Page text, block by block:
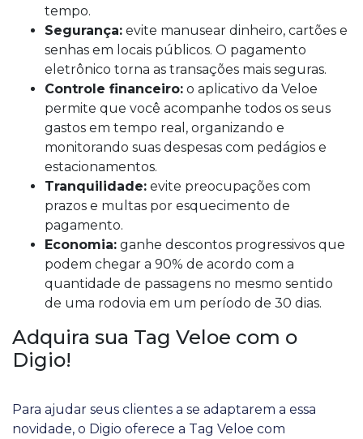
tempo.
Segurança: evite manusear dinheiro, cartões e
senhas em locais públicos. O pagamento
eletrônico torna as transações mais seguras.
Controle financeiro: o aplicativo da Veloe
permite que você acompanhe todos os seus
gastos em tempo real, organizando e
monitorando suas despesas com pedágios e
estacionamentos.
Tranquilidade: evite preocupações com
prazos e multas por esquecimento de
pagamento.
Economia: ganhe descontos progressivos que
podem chegar a 90% de acordo com a
quantidade de passagens no mesmo sentido
de uma rodovia em um período de 30 dias.
Adquira sua Tag Veloe com o
Digio!
Para ajudar seus clientes a se adaptarem a essa
novidade, o Digio oferece a Tag Veloe com